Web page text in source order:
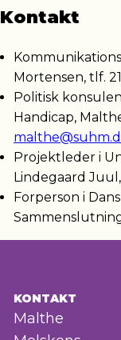
Kontakt
Mortensen, tlf.
Politisk
Handicap,
Projektleder i
Lindegaard
Forperson i
KONTAKT
Malthe